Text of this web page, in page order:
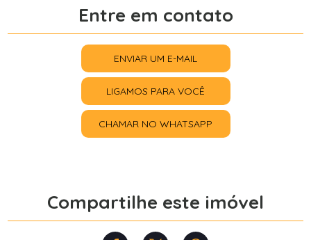
Entre em contato
ENVIAR UM E-MAIL
LIGAMOS PARA VOCÊ
CHAMAR NO WHATSAPP
Compartilhe este imóvel